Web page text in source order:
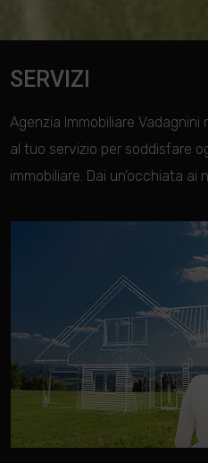
SERVIZI
Agenzia Immobiliare
al tuo servizio per soddisfare
immobiliare. Dai un’occhiata ai